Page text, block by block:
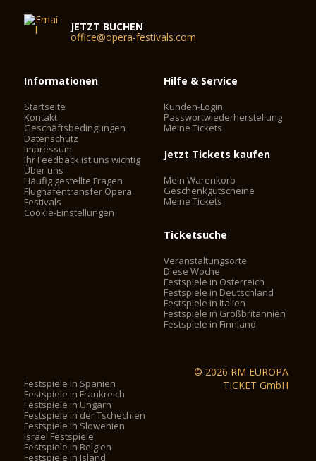
JETZT BUCHEN
office@opera-festivals.com
Informationen
Startseite
Kontakt
Geschäftsbedingungen
Datenschutz
Impressum
Ihr Feedback ist uns wichtig
Über uns
Häufig gestellte Fragen
Flughafentransfer Opera
Festivals
Cookie-Einstellungen
Hilfe & Service
Kunden-Login
Passwortwiederherstellung
Meine Tickets
Jetzt Tickets kaufen
Mein Warenkorb
Geschenkgutscheine
Meine Tickets
Ticketsuche
Veranstaltungsorte
Diese Woche
Festspiele in Österreich
Festspiele in Deutschland
Festspiele in Italien
Festspiele in Großbritannien
Festspiele in Finnland
Festspiele in Spanien
Festspiele in Frankreich
Festspiele in Ungarn
Festspiele in der Tschechien
Festspiele in Slowenien
Israel Festspiele
Festspiele in Belgien
Festspiele in Island
© 2026 RM EUROPA
TICKET GmbH